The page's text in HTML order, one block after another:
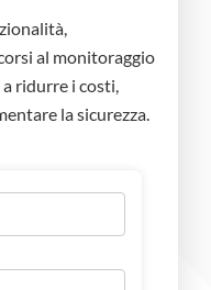
al monitoraggio
ridurre i costi,
la sicurezza.